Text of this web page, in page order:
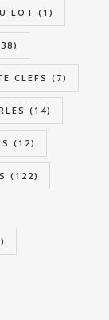
LOT (1)
CLEFS (7)
(14)
(12)
(122)